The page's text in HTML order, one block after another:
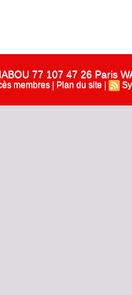
77 107 47 26 Paris
membres Plan du site